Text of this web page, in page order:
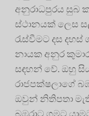
අනුරාධපුරය සුබ
ස්ථානයක් ලෙස
රැස්වීමට දස
නායක අනුර
සඳහන් වේ. ඔහු
රාජපක්ෂලාගේ
ඔවුන් නිතිපතා
බඹරාට ගමට